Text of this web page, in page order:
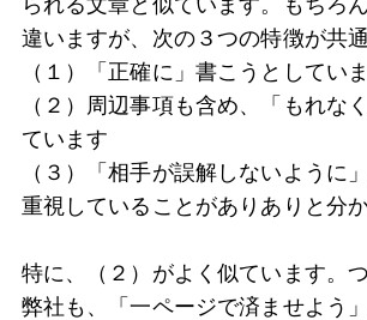
違いますが、次の３つの特徴が共
（１）「正確に」書こうとしてい
（２）周辺事項も含め、「もれな
ています
（３）「相手が誤解しないように
重視していることがありありと分
特に、（２）がよく似ています。
弊社も、「一ページで済ませよう